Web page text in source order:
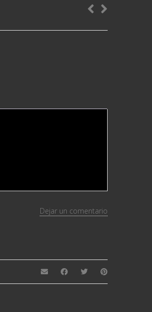
Dejar un comentario